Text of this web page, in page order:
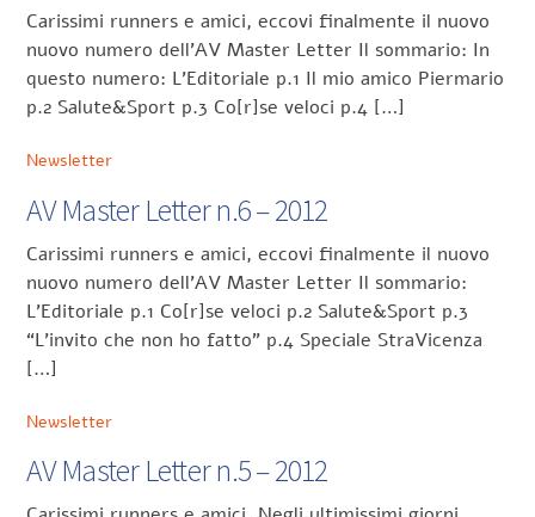
Carissimi runners e amici, eccovi finalmente il nuovo
nuovo numero dell’AV Master Letter Il sommario: In
questo numero: L’Editoriale p.1 Il mio amico Piermario
p.2 Salute&Sport p.3 Co[r]se veloci p.4 […]
Newsletter
AV Master Letter n.6 – 2012
Carissimi runners e amici, eccovi finalmente il nuovo
nuovo numero dell’AV Master Letter Il sommario:
L’Editoriale p.1 Co[r]se veloci p.2 Salute&Sport p.3
“L’invito che non ho fatto” p.4 Speciale StraVicenza
[…]
Newsletter
AV Master Letter n.5 – 2012